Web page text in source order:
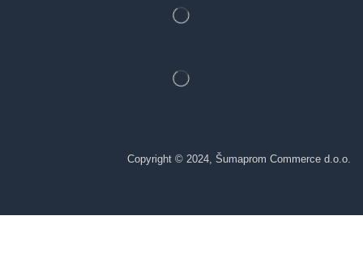
Copyright © 2024, Šumaprom Commerce d.o.o.